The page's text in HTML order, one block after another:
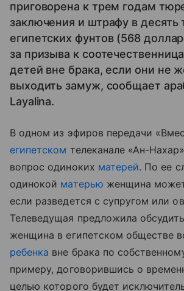
приговорена к трем годам
заключения и штрафу в десять
египетских фунтов (568
за призыва к
детей вне брака, если они не
выходить замуж, сообщает
Layalina.
В одном из эфиров передачи
египетском телеканале «Ан-
вопрос одиноких матерей. По ее
одинокой матерью женщина
если разведется с супругом или
Телеведущая предложила
женщина в египетском обществе
ребенка вне брака по
примеру, договорившись о
целью которого будет